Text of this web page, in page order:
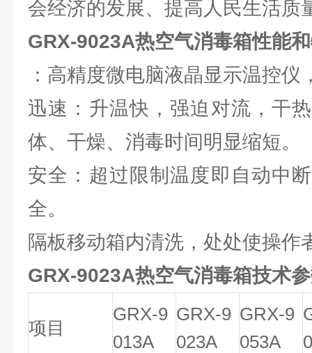
会经济的发展、提高人民生活质
GRX-9023A热空气消毒箱性能
：高精度微电脑液晶显示温控仪
迅速：升温快，强迫对流，干
体、干燥、消毒时间明显缩短。
安全：超过限制温度即自动中
全。
隔板移动箱内清洗，处处使操作
GRX-9023A热空气消毒箱技术
项目
GRX-9
013A
GRX-9
023A
GRX-9
053A